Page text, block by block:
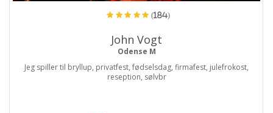
(184)
John Vogt
Odense M
Jeg spiller til bryllup, privatfest, fødselsdag, firmafest, julefrokost,
reseption, sølvbr